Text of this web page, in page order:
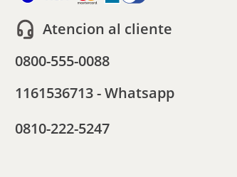
Atencion al cliente
0800-555-0088
1161536713 - Whatsapp
0810-222-5247